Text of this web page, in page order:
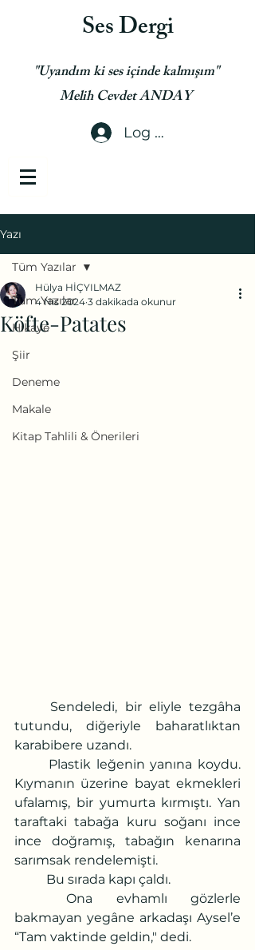
Ses Dergi
"Uyandım ki ses içinde kalmışım"
Melih Cevdet ANDAY
Log In
Yazı
Tüm Yazılar
Hikaye
Şiir
Deneme
Makale
Kitap Tahlili & Önerileri
Tüm Yazılar
Köfte-Patates
Hülya HİÇYILMAZ
4 Nis 2024 3 dakikada okunur
tutundu, diğeriyle baharatlıktan
karabibere uzandı.
Kıymanın üzerine bayat ekmekleri
ufalamış, bir yumurta kırmıştı. Yan
taraftaki tabağa kuru soğanı ince
ince doğramış, tabağın kenarına
sarımsak rendelemişti.
	Bu sırada kapı çaldı.
	Ona evhamlı gözlerle
bakmayan yegâne arkadaşı Aysel’e
“Tam vaktinde geldin," dedi.